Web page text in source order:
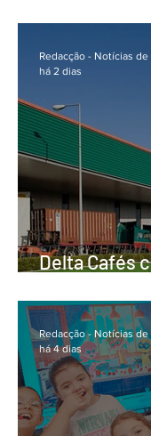
projectos de
regeneração
Delta Cafés
dedicada ao
Redacção - Notícias
há 2 dias
Redacção - Notícias
há 4 dias